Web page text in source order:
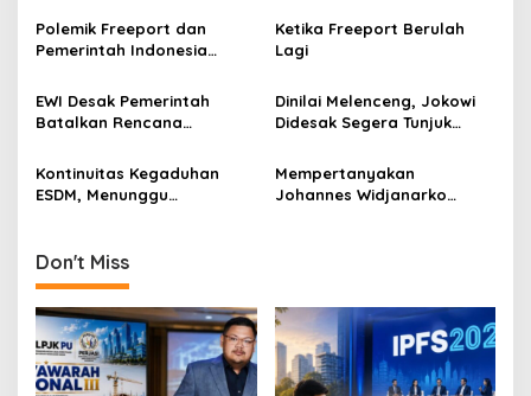
g
a
t
i
o
n
Polemik Freeport dan
Pemerintah Indonesia
Beginilah Sikap KSPI
Ketika Freeport Berulah
Lagi
EWI Desak Pemerintah
Batalkan Rencana
Dinilai Melenceng, Jokowi
Didesak Segera Tunjuk
Kontinuitas Kegaduhan
ESDM, Menunggu
Mempertanyakan
Johannes Widjanarko
Don't Miss